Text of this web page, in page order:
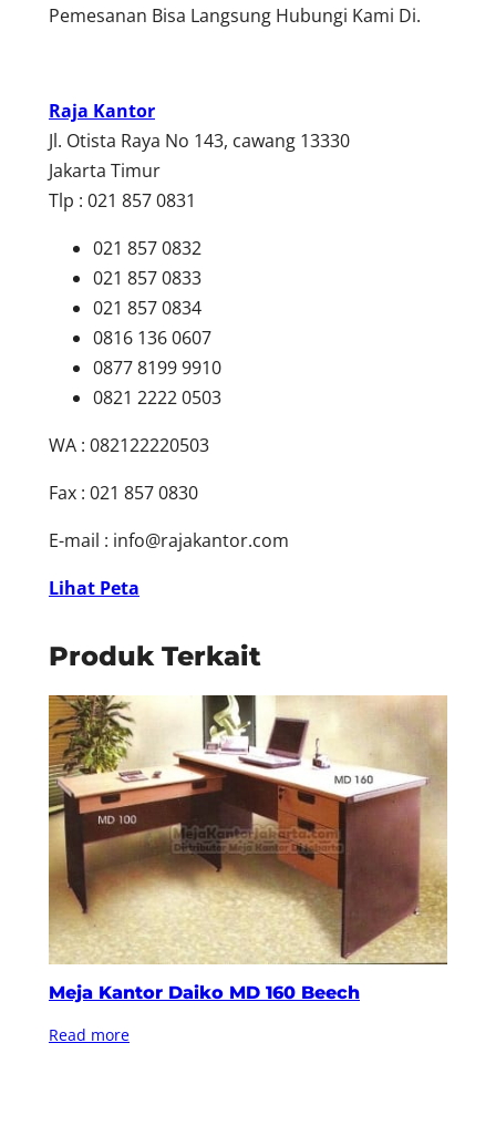
Pemesanan Bisa Langsung Hubungi Kami Di.
Raja Kantor
Jl. Otista Raya No 143, cawang 13330
Jakarta Timur
Tlp : 021 857 0831
021 857 0832
021 857 0833
021 857 0834
0816 136 0607
0877 8199 9910
0821 2222 0503
WA : 082122220503
Fax : 021 857 0830
E-mail : info@rajakantor.com
Lihat Peta
Produk Terkait
Meja Kantor Daiko MD 160 Beech
Read more